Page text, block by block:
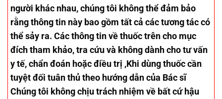
người khác nhau, chúng tôi không thể đảm bảo
rằng thông tin này bao gồm tất cả các tương tác có
thể sảy ra. Các thông tin về thuốc trên cho mục
đích tham khảo, tra cứu và không dành cho tư vấn
y tế, chẩn đoán hoặc điều trị ,Khi dùng thuốc cần
tuyệt đối tuân thủ theo hướng dẫn của Bác sĩ
Chúng tôi không chịu trách nhiệm về bất cứ hậu